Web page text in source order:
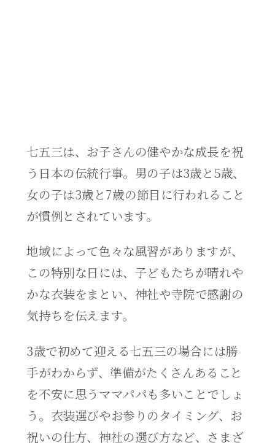
七五三は、お子さんの健やかな成長を祝
う日本の伝統行事。男の子は3歳と5歳、
女の子は3歳と7歳の節目に行われること
が慣例とされています。
地域によって色々な風習がありますが、
この特別な日には、子どもたちが晴れや
かな衣装をまとい、神社や寺院で感謝の
気持ちを伝えます。
3歳で初めて迎える七五三の場合には勝
手がわからず、準備がたくさんあること
を不安に思うママパパも多いことでしょ
う。衣装選びやお参りのタイミング、お
祝いの仕方、神社の選び方など、さまざ